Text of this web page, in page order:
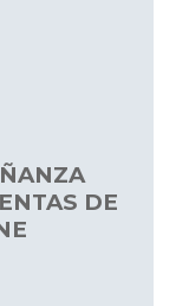
DE